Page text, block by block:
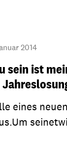
2014
sein ist
eines